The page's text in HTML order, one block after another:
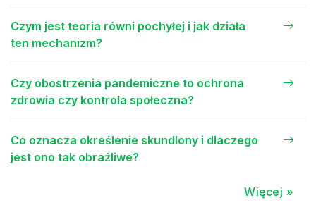
Czym jest teoria równi pochyłej i jak działa
ten mechanizm?
Czy obostrzenia pandemiczne to ochrona
zdrowia czy kontrola społeczna?
Co oznacza określenie skundlony i dlaczego
jest ono tak obraźliwe?
Więcej »